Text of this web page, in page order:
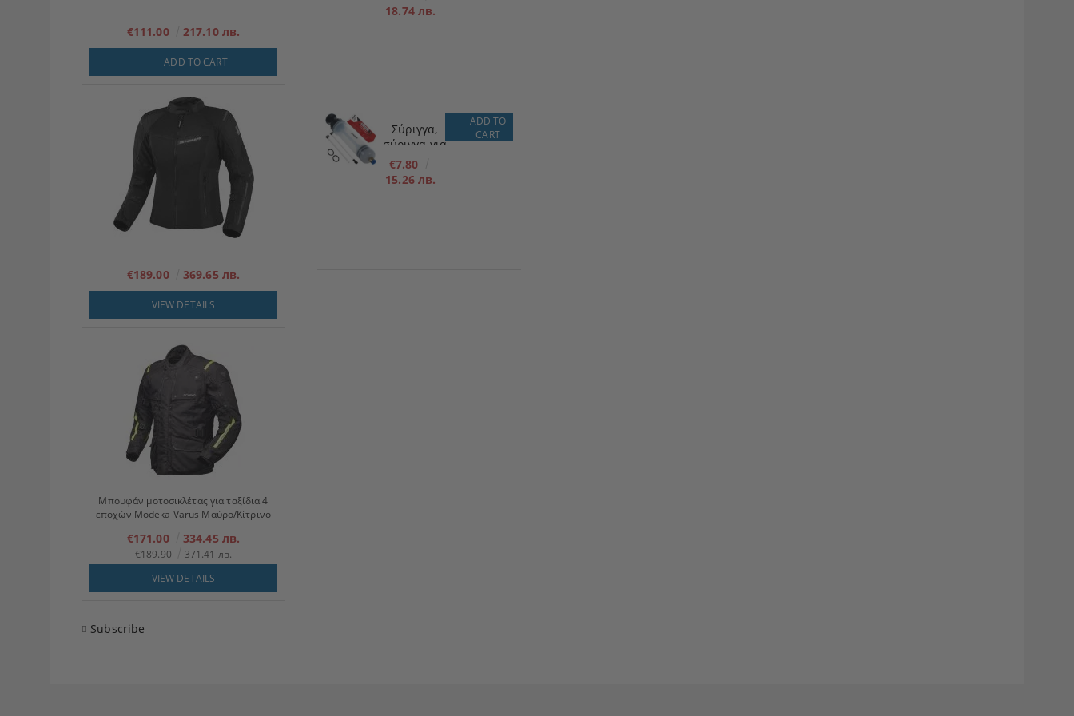
€111.00 217.10 лв.
ADD TO CART
€189.00 369.65 лв.
VIEW DETAILS
Μπουφάν μοτοσικλέτας για ταξίδια 4
εποχών Modeka Varus Μαύρο/Κίτρινο
€171.00 334.45 лв.
€189.90
371.41 лв.
VIEW DETAILS
Subscribe
πλήρωσης
18.74 лв.
Σύριγγα,
σύριγγα για
λάδια/υγρά
200ml
€7.80
15.26 лв.
ADD TO
CART